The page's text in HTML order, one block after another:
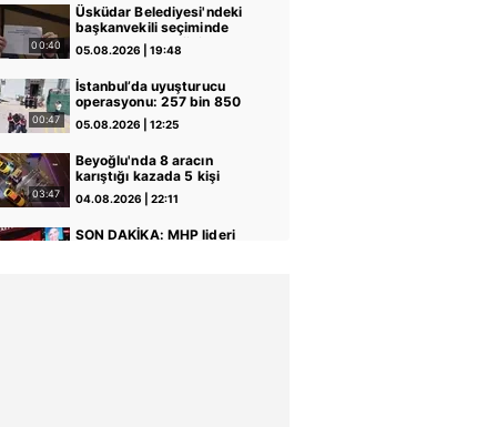
00:40
Üsküdar Belediyesi'ndeki
başkanvekili seçiminde
skandal! "G" harfini "6"
sayıp AK Parti'nin oyunu
05.08.2026 | 19:48
00:47
İstanbul’da uyuşturucu
operasyonu: 257 bin 850
adet uyuşturucu hap ele
geçirildi | Video
05.08.2026 | 12:25
03:47
Beyoğlu'nda 8 aracın
karıştığı kazada 5 kişi
yaralandı
04.08.2026 | 22:11
SON DAKİKA: MHP lideri